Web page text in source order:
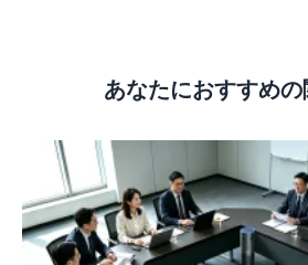
あなたにおすすめ